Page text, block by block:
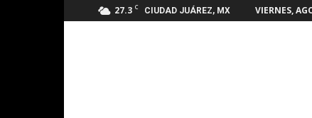
27.3 C CIUDAD JUÁREZ, MX VIERNES,